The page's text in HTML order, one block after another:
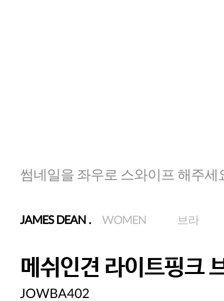
썸네일을 좌우로 스와이프 해주세
JAMES DEAN . WOMEN 브라
메쉬인견 라이트핑크
JOWBA402